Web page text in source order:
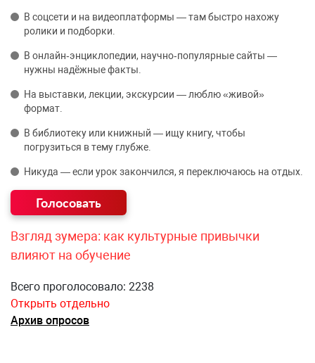
В соцсети и на видеоплатформы — там быстро нахожу
ролики и подборки.
В онлайн‑энциклопедии, научно‑популярные сайты —
нужны надёжные факты.
На выставки, лекции, экскурсии — люблю «живой»
формат.
В библиотеку или книжный — ищу книгу, чтобы
погрузиться в тему глубже.
Никуда — если урок закончился, я переключаюсь на отдых.
Взгляд зумера: как культурные привычки
влияют на обучение
Всего проголосовало: 2238
Открыть отдельно
Архив опросов